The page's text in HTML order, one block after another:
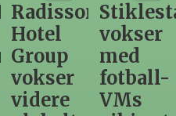
Stiklestad
vokser
med
fotball-
VMs
Fra
direktør
til
nytt